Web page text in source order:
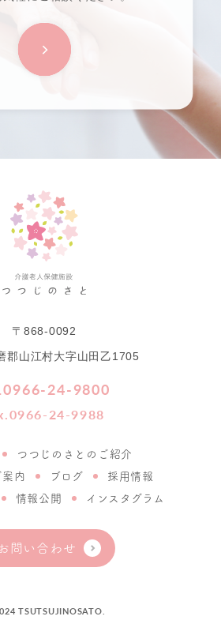
つつじのさとのご紹介
案内
ブログ
採用情報
情報公開 インスタグラム
お問い合わせ
〒868-0092
郡山江村大字山田乙1705
24-9800
24-9988
TSUTSUJINOSATO.